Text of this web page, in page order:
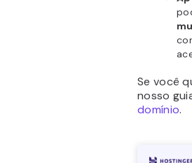
Se você
nosso
domínio.